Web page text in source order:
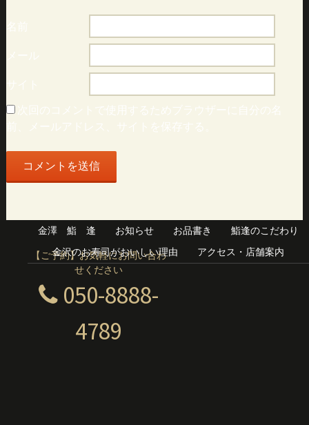
名前
メール
サイト
次回のコメントで使用するためブラウザーに自分の名
前、メールアドレス、サイトを保存する。
【ご予約】お気軽にお問い合わ
せください
050-8888-
4789
金澤 鮨 逢 お知らせ お品書き
鮨逢のこだわり
金沢のお寿司がおいしい理由
アクセス・店舗案内